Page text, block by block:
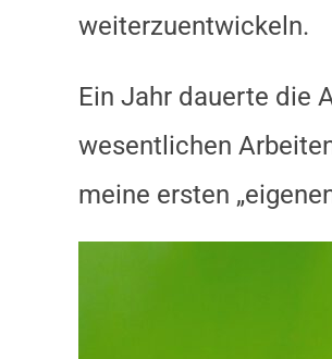
weiterzuentwickeln.
Ein Jahr dauerte die
wesentlichen
meine ersten